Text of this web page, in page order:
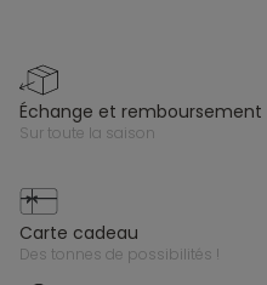
échange et remboursement
sur toute la saison
carte cadeau
des tonnes de possibilités !